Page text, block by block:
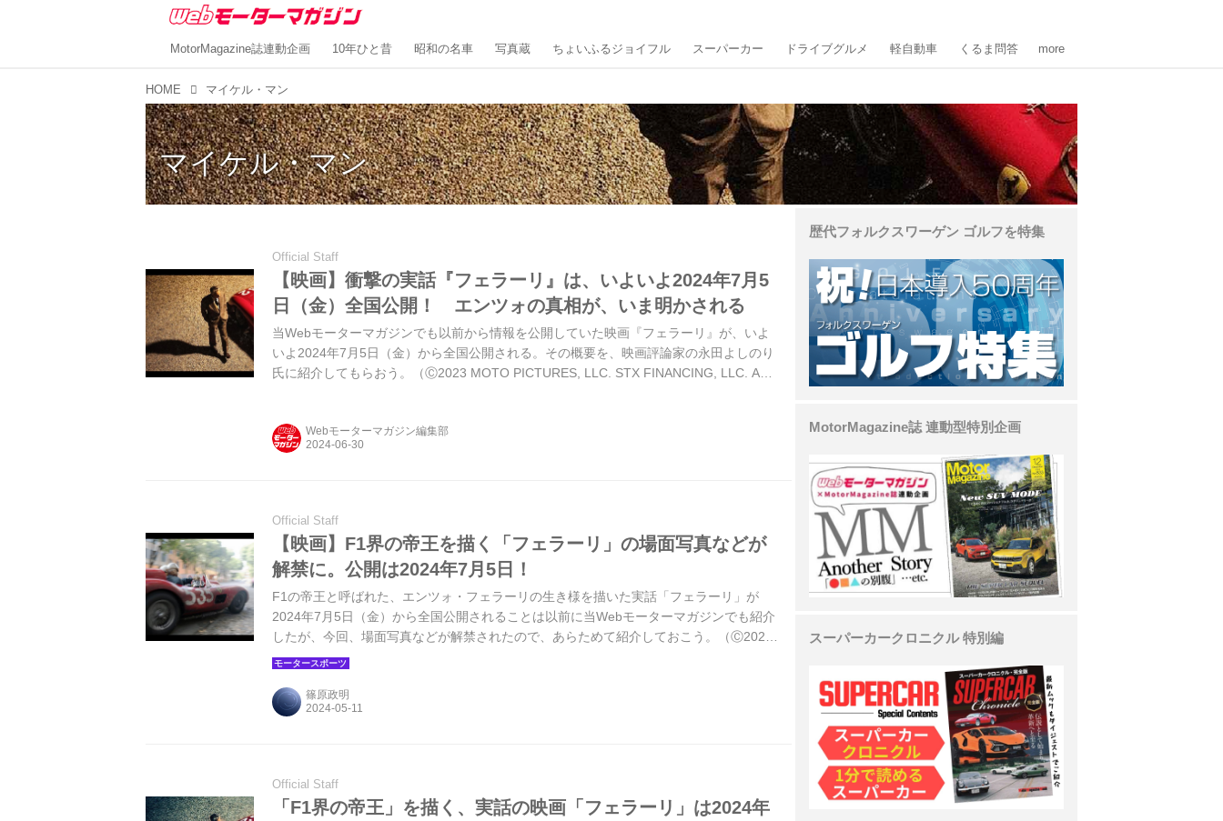
MotorMagazine誌連動企画 10年ひと昔 昭和の名車 写真蔵 ちょいふるジョイフル スーパーカー ドライブグルメ 軽自動車 くるま問答 more
HOME マイケル・マン
マイケル・マン
Official Staff
【映画】衝撃の実話『フェラーリ』は、いよいよ2024年7月5
日（金）全国公開！ エンツォの真相が、いま明かされる
当Webモーターマガジンでも以前から情報を公開していた映画『フェラーリ』が、いよ
いよ2024年7月5日（金）から全国公開される。その概要を、映画評論家の永田よしのり
氏に紹介してもらおう。（Ⓒ2023 MOTO PICTURES, LLC. STX FINANCING, LLC. ALL
Webモーターマガジン編集部
Official Staff
【映画】F1界の帝王を描く「フェラーリ」の場面写真などが
解禁に。公開は2024年7月5日！
F1の帝王と呼ばれた、エンツォ・フェラーリの生き様を描いた実話「フェラーリ」が
2024年7月5日（金）から全国公開されることは以前に当Webモーターマガジンでも紹介
したが、今回、場面写真などが解禁されたので、あらためて紹介しておこう。（Ⓒ2023
MOTO PICTURES, LLC. STX FINANCING, LLC. ALL RIGHTS RESERVED.）
篠原政明
Official Staff
「F1界の帝王」を描く、実話の映画「フェラーリ」は2024年
歴代フォルクスワーゲン ゴルフを特集
MotorMagazine誌 連動型特別企画
スーパーカークロニクル 特別編